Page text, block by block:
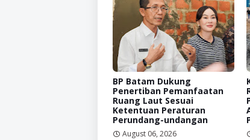
BP Batam Dukung
Penertiban Pemanfaatan
Ruang Laut Sesuai
Ketentuan Peraturan
Perundang-undangan
August 06, 2026